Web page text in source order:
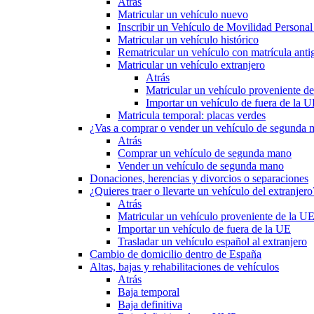
Matricular un vehículo nuevo
Inscribir un Vehículo de Movilidad
Matricular un vehículo histórico
Rematricular un vehículo con matrícula
Matricular un vehículo extranjero
Atrás
Matricular un vehículo proveniente
Importar un vehículo de fuera de la
Matricula temporal: placas verdes
¿Vas a comprar o vender un vehículo de segunda
Atrás
Comprar un vehículo de segunda mano
Vender un vehículo de segunda mano
Donaciones, herencias y divorcios o separaciones
¿Quieres traer o llevarte un vehículo del
Atrás
Matricular un vehículo proveniente de la UE
Importar un vehículo de fuera de la UE
Trasladar un vehículo español al extranjero
Cambio de domicilio dentro de España
Altas, bajas y rehabilitaciones de vehículos
Atrás
Baja temporal
Baja definitiva